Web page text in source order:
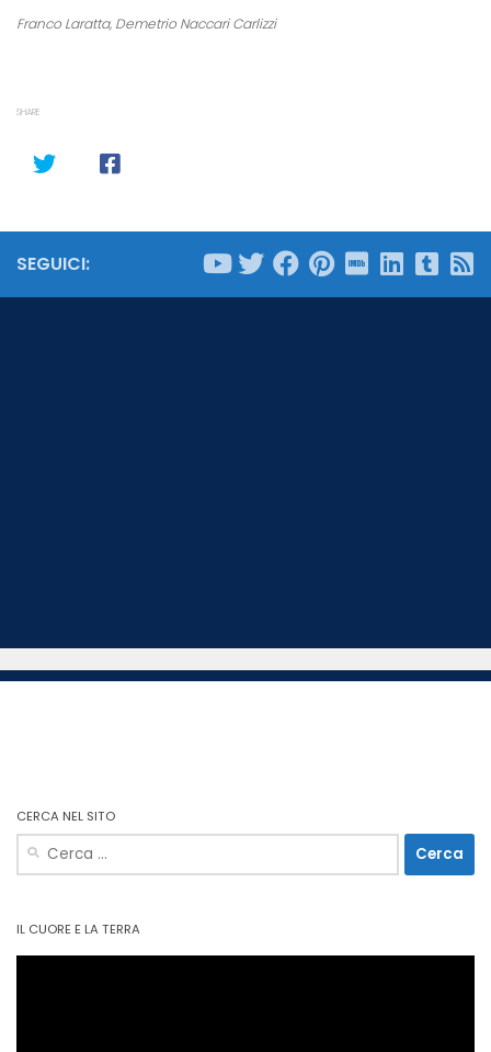
Franco Laratta, Demetrio Naccari Carlizzi
SHARE
SEGUICI:
CERCA NEL SITO
Ricerca
per:
IL CUORE E LA TERRA